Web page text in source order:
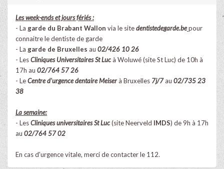
Les week-ends et jours fériés :
- La garde du Brabant Wallon via le sitedentistedegarde.bepour
connaitre le dentiste de garde
- La garde de Bruxelles au 02/426 10 26
- LesCliniques Universitaires St Lucà Woluwé (site St Luc) de 10h à
17h au 02/764 57 26
- LeCentre d'urgence dentaire Meiserà Bruxelles 7j/7au 02/735 23
38
La semaine:
- LesCliniques universitaires St Luc(site Neerveld IMDS) de 9h à 17h
au 02/764 57 02
En cas d'urgence vitale, merci de contacter le 112.